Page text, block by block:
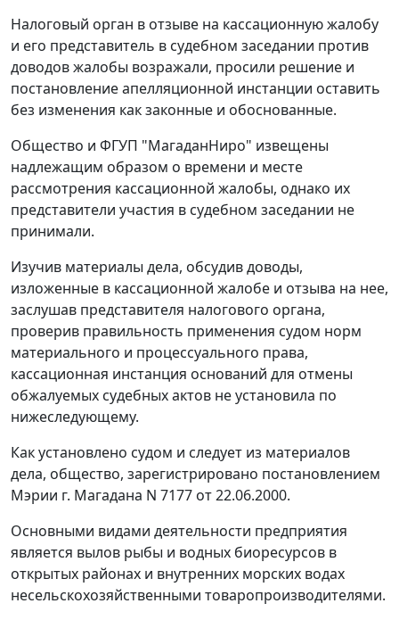
Налоговый орган в отзыве на кассационную жалобу
и его представитель в судебном заседании против
доводов жалобы возражали, просили решение и
постановление апелляционной инстанции оставить
без изменения как законные и обоснованные.
Общество и ФГУП "МагаданНиро" извещены
надлежащим образом о времени и месте
рассмотрения кассационной жалобы, однако их
представители участия в судебном заседании не
принимали.
Изучив материалы дела, обсудив доводы,
изложенные в кассационной жалобе и отзыва на нее,
заслушав представителя налогового органа,
проверив правильность применения судом норм
материального и процессуального права,
кассационная инстанция оснований для отмены
обжалуемых судебных актов не установила по
нижеследующему.
Как установлено судом и следует из материалов
дела, общество, зарегистрировано постановлением
Мэрии г. Магадана N 7177 от 22.06.2000.
Основными видами деятельности предприятия
является вылов рыбы и водных биоресурсов в
открытых районах и внутренних морских водах
несельскохозяйственными товаропроизводителями.